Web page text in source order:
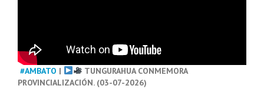
#AMBATO |
TUNGURAHUA CONMEMORA
PROVINCIALIZACIÓN. (03-07-2026)